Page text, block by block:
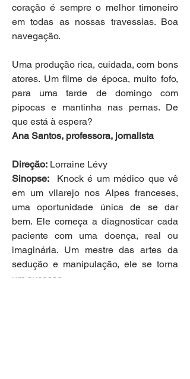
coração é sempre o melhor timoneiro
em todas as nossas travessias. Boa
navegação.
Uma produção rica, cuidada, com bons
atores. Um filme de época, muito fofo,
para uma tarde de domingo com
pipocas e mantinha nas pernas. De
que está à espera?
Ana Santos, professora, jornalista
Direção: Lorraine Lévy
Sinopse:
  Knock é um médico que vê
em um vilarejo nos Alpes franceses,
uma oportunidade única de se dar
bem. Ele começa a diagnosticar cada
paciente com uma doença, real ou
imaginária. Um mestre das artes da
sedução e manipulação, ele se torna
um sucesso.